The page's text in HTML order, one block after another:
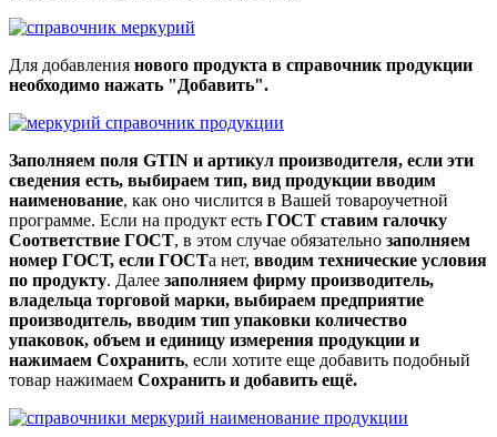
Для добавления нового продукта в справочник продукции
необходимо нажать "Добавить".
Заполняем поля GTIN и артикул производителя, если эти
сведения есть, выбираем тип, вид продукции вводим
наименование, как оно числится в Вашей товароучетной
программе. Если на продукт есть ГОСТ ставим галочку
Соответствие ГОСТ, в этом случае обязательно заполняем
номер ГОСТ, если ГОСТа нет, вводим технические условия
по продукту. Далее заполняем фирму производитель,
владельца торговой марки, выбираем предприятие
производитель, вводим тип упаковки количество
упаковок, объем и единицу измерения продукции и
нажимаем Сохранить, если хотите еще добавить подобный
товар нажимаем Сохранить и добавить ещё.